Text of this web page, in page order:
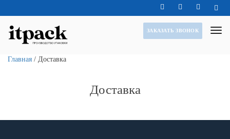
ЗАКАЗАТЬ ЗВОНОК
Главная / Доставка
Доставка